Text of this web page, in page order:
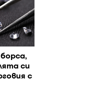
си
с